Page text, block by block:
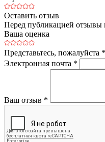
Оставить отзыв
Перед публикацией отзывы
Ваша оценка
Представьтесь, пожалуйста *
Электронная почта *
Ваш отзыв *